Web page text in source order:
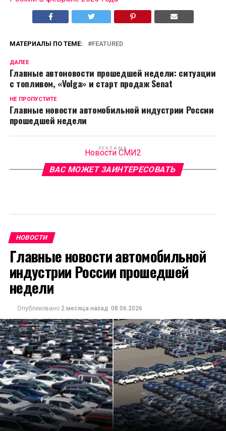
МАТЕРИАЛЫ ПО ТЕМЕ: FEATURED
ДАЛЕЕ
Главные автоновости прошедшей недели: ситуации
с топливом, «Volga» и старт продаж Senat
НЕ ПРОПУСТИТЕ
Главные новости автомобильной индустрии России
прошедшей недели
РЕКЛАМА
Новости СМИ2
ВАС МОЖЕТ ЗАИНТЕРЕСОВАТЬ
НОВОСТИ
Главные новости автомобильной
индустрии России прошедшей
недели
Опубликовано 2 месяца назад 08.06.2026